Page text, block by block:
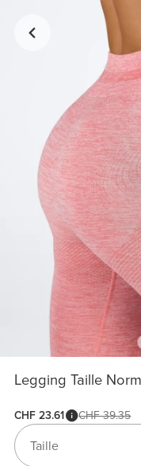
Legging Taille
CHF 23.61 CHF 39.35
Taille